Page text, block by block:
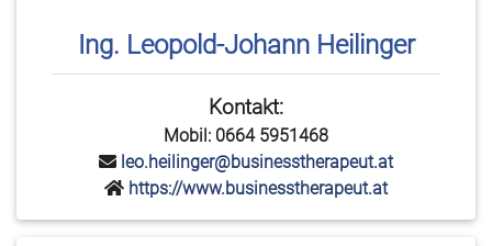
Ing. Leopold-Johann Heilinger
Kontakt:
Mobil: 0664 5951468
leo.heilinger@businesstherapeut.at
https://www.businesstherapeut.at